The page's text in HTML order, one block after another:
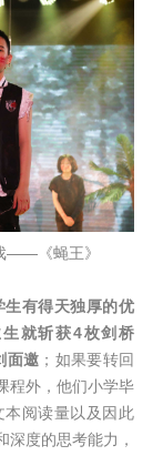
——《蝇王》
生有得天独厚的优
就斩获4枚剑桥
面邀 ；如果要转回
程外，他们小学毕
阅读量以及因此
度的思考能力，